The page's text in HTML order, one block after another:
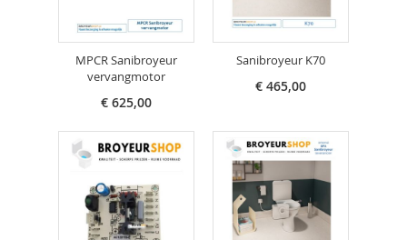
MPCR Sanibroyeur
vervangmotor
€ 625,00
Sanibroyeur K70
€ 465,00